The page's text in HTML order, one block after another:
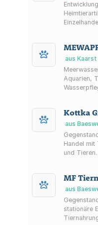
aus Kaarst
Aquarien,
von
Kottka
aus
Handel mit
und
berechtigt,
zum
Errichtung
MF
aus
stationäre